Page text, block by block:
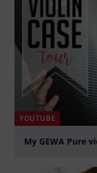
YOUTUBE
My GEWA Pure